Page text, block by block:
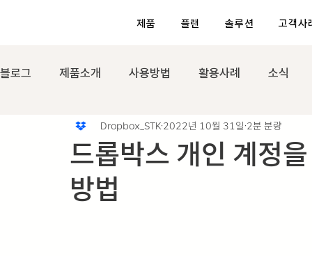
제품 플랜 솔루션 고객사
블로그 제품소개 사용방법 활용사례 소식
드롭박스 개인 계정
방법
Dropbox_STK 2022년 10월 31일 2분 분량